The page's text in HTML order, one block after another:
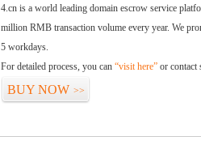
4.cn is a world leading domain escrow service
million RMB transaction volume every year. We
5 workdays.
For detailed process, you can “visit here” or contact
BUY NOW >>